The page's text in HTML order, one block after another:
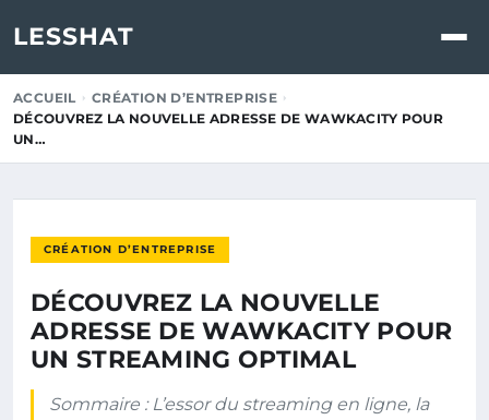
LESSHAT
ACCUEIL
CRÉATION D’ENTREPRISE
DÉCOUVREZ LA NOUVELLE ADRESSE DE WAWKACITY POUR
UN…
CRÉATION D’ENTREPRISE
DÉCOUVREZ LA NOUVELLE
ADRESSE DE WAWKACITY POUR
UN STREAMING OPTIMAL
Sommaire : L’essor du streaming en ligne, la